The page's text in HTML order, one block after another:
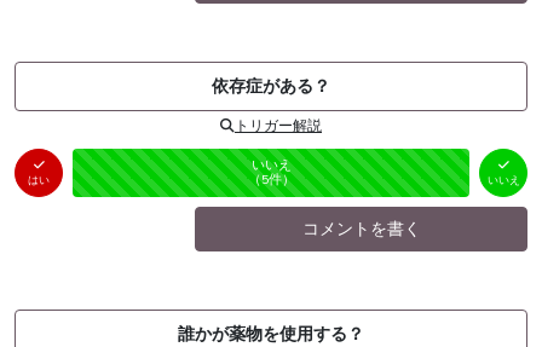
依存症がある？
トリガー解説
はい
はい
（0件）
未投票
いいえ
（5件） いいえ
コメントを書く
誰かが薬物を使用する？